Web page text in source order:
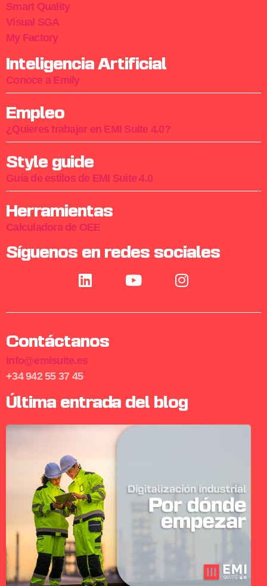
Smart Quality
Visual SGA
My Factory
Inteligencia Artificial
Conoce a Emily
Empleo
¿Quieres trabajar en EMI Suite 4.0?
Style guide
Guía de estilos de EMI Suite 4.0
Herramientas
Calculadora de OEE
Síguenos en redes sociales
Contáctanos
info@emisuite.es
+34 942 55 37 45
Última entrada del blog